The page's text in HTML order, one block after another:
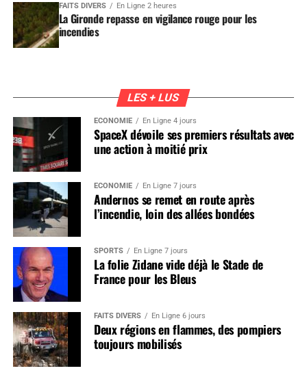
FAITS DIVERS En Ligne 2 heures
La Gironde repasse en vigilance rouge pour les
incendies
LES + LUS
ÉCONOMIE En Ligne 4 jours
SpaceX dévoile ses premiers résultats avec
une action à moitié prix
ÉCONOMIE En Ligne 7 jours
Andernos se remet en route après
l’incendie, loin des allées bondées
SPORTS En Ligne 7 jours
La folie Zidane vide déjà le Stade de
France pour les Bleus
FAITS DIVERS En Ligne 6 jours
Deux régions en flammes, des pompiers
toujours mobilisés